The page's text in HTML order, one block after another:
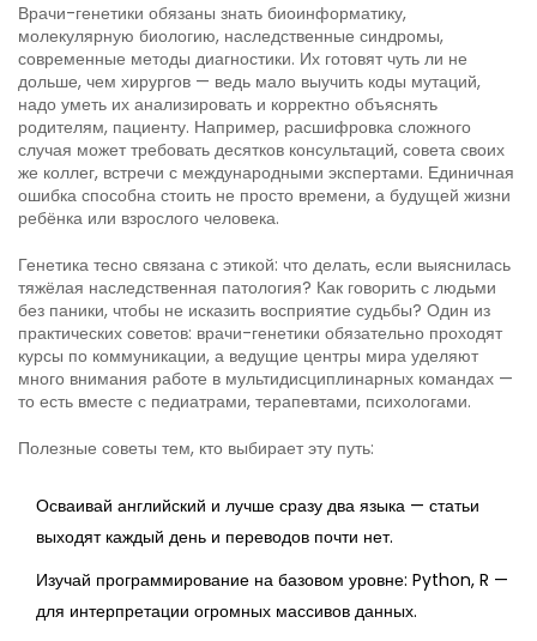
Врачи-генетики обязаны знать биоинформатику,
молекулярную биологию, наследственные синдромы,
современные методы диагностики. Их готовят чуть ли не
дольше, чем хирургов — ведь мало выучить коды мутаций,
надо уметь их анализировать и корректно объяснять
родителям, пациенту. Например, расшифровка сложного
случая может требовать десятков консультаций, совета своих
же коллег, встречи с международными экспертами. Единичная
ошибка способна стоить не просто времени, а будущей жизни
ребёнка или взрослого человека.
Генетика тесно связана с этикой: что делать, если выяснилась
тяжёлая наследственная патология? Как говорить с людьми
без паники, чтобы не исказить восприятие судьбы? Один из
практических советов: врачи-генетики обязательно проходят
курсы по коммуникации, а ведущие центры мира уделяют
много внимания работе в мультидисциплинарных командах —
то есть вместе с педиатрами, терапевтами, психологами.
Полезные советы тем, кто выбирает эту путь:
Осваивай английский и лучше сразу два языка — статьи
выходят каждый день и переводов почти нет.
Изучай программирование на базовом уровне: Python, R —
для интерпретации огромных массивов данных.